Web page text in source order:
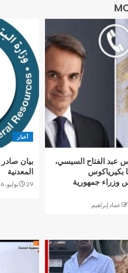
عبد الفتاح السيسي،
بكيرياكوس
وزراء جمهورية
عماد إبراهيم
أخبار
بيان صادر
المعدنية
29 يوليو، 2026